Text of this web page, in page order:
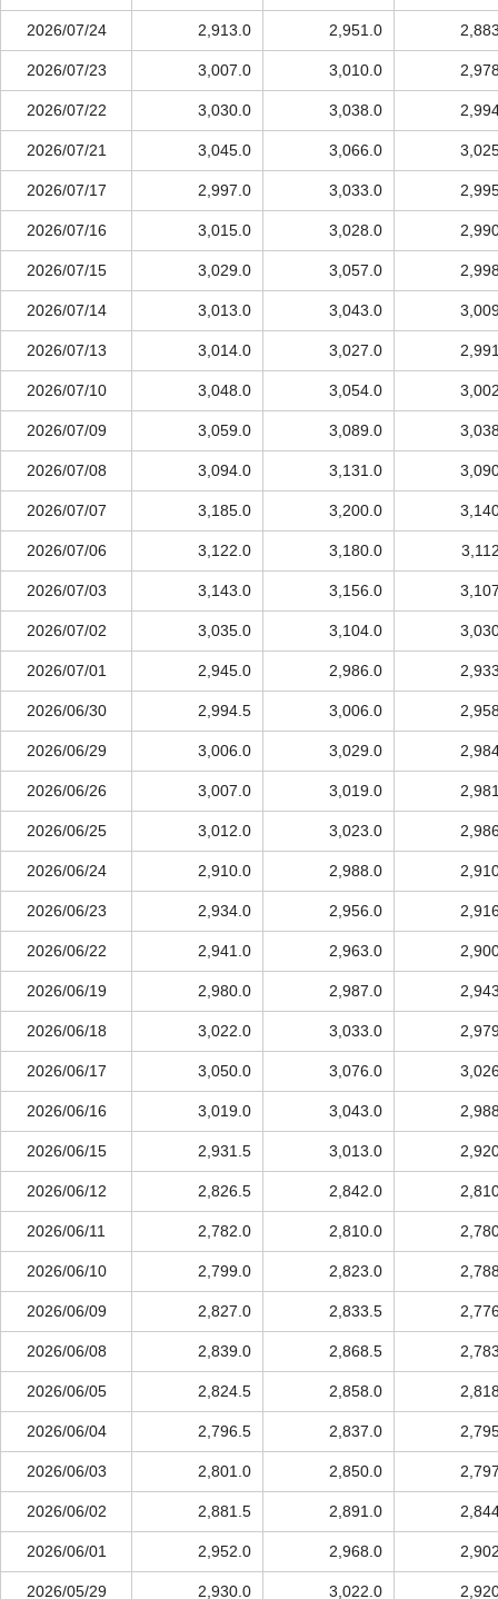
2026/07/24 2,913.0 2,951.0
2026/07/23 3,007.0 3,010.0
2026/07/22 3,030.0 3,038.0
2026/07/21 3,045.0 3,066.0
2026/07/17 2,997.0 3,033.0
2026/07/16 3,015.0 3,028.0
2026/07/15 3,029.0 3,057.0
2026/07/14 3,013.0 3,043.0
2026/07/13 3,014.0 3,027.0
2026/07/10 3,048.0 3,054.0
2026/07/09 3,059.0 3,089.0
2026/07/08 3,094.0 3,131.0
2026/07/07 3,185.0 3,200.0
2026/07/06 3,122.0 3,180.0
2026/07/03 3,143.0 3,156.0
2026/07/02 3,035.0 3,104.0
2026/07/01 2,945.0 2,986.0
2026/06/30 2,994.5 3,006.0
2026/06/29 3,006.0 3,029.0
2026/06/26 3,007.0 3,019.0
2026/06/25 3,012.0 3,023.0
2026/06/24 2,910.0 2,988.0
2026/06/23 2,934.0 2,956.0
2026/06/22 2,941.0 2,963.0
2026/06/19 2,980.0 2,987.0
2026/06/18 3,022.0 3,033.0
2026/06/17 3,050.0 3,076.0
2026/06/16 3,019.0 3,043.0
2026/06/15 2,931.5 3,013.0
2026/06/12 2,826.5 2,842.0
2026/06/11 2,782.0 2,810.0
2026/06/10 2,799.0 2,823.0
2026/06/09 2,827.0 2,833.5
2026/06/08 2,839.0 2,868.5
2026/06/05 2,824.5 2,858.0
2026/06/04 2,796.5 2,837.0
2026/06/03 2,801.0 2,850.0
2026/06/02 2,881.5 2,891.0
2026/06/01 2,952.0 2,968.0
2026/05/29 2,930.0 3,022.0